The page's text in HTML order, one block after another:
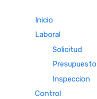
Inicio
Laboral
Solicitud
Presupuesto
Inspeccion
Control